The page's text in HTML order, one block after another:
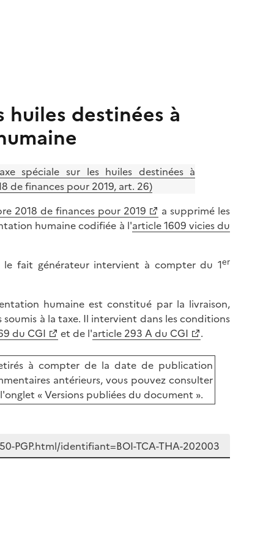
huiles destinées à
spéciale sur les huiles destinées à
de finances pour 2019, art. 26)
2018 de finances pour 2019
a supprimé les
humaine codifiée à l'article 1609 vicies du
le fait générateur intervient à compter du 1er
humaine est constitué par la livraison,
à la taxe. Il intervient dans les conditions
du CGI et de l'article 293 A du CGI .
à compter de la date de publication
antérieurs, vous pouvez consulter
« Versions publiées du document ».